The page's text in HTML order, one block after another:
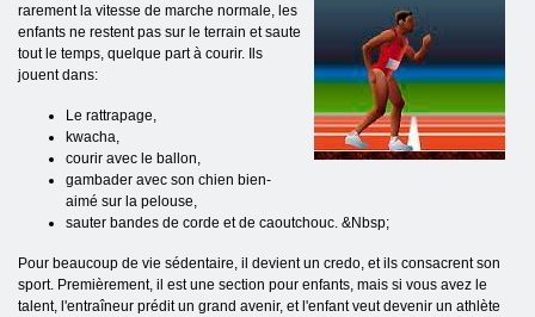
rarement la vitesse de marche normale, les
enfants ne restent pas sur le terrain et saute
tout le temps, quelque part à courir. Ils
jouent dans:
Le rattrapage,
kwacha,
courir avec le ballon,
gambader avec son chien bien-
aimé sur la pelouse,
sauter bandes de corde et de caoutchouc. &Nbsp;
Pour beaucoup de vie sédentaire, il devient un credo, et ils consacrent son
sport. Premièrement, il est une section pour enfants, mais si vous avez le
talent, l'entraîneur prédit un grand avenir, et l'enfant veut devenir un athlète